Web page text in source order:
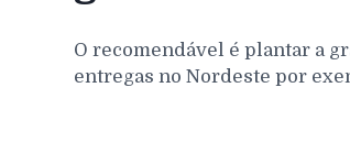
O recomendável é plantar a
entregas no Nordeste por